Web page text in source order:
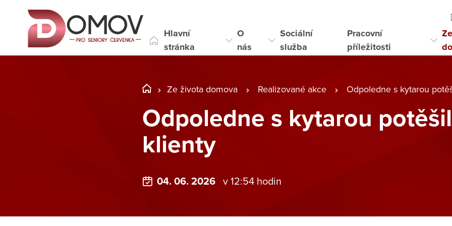
Hlavní
stránka
O
nás
Sociální
služba
Pracovní
příležitosti
Ze života domova Realizované akce Odpoledne s kytarou
Odpoledne s kytarou
klienty
04. 06. 2026 v 12:54 hodin